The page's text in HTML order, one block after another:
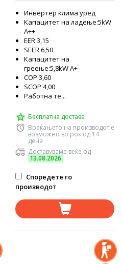
Инвертер клима уред
Капацитет на ладење:5kW
А++
EER 3,15
SEER 6,50
Капацитет на
греење:5,8kW А+
COP 3,60
SCOP 4,00
Работна те...
Бесплатна достава
Враќањето на производот е
возможно во рок од 14
дена
Доставуваме веќе од
13.08.2026
Споредете го
производот